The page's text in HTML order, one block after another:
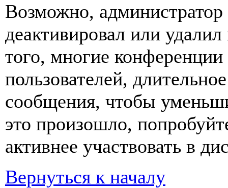
Возможно,
деактивировал или
того, многие
пользователей,
сообщения, чтобы
это произошло,
активнее участвовать в
Вернуться к началу